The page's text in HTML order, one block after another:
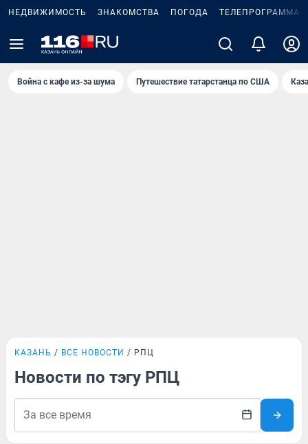
НЕДВИЖИМОСТЬ ЗНАКОМСТВА ПОГОДА ТЕЛЕПРОГРАММА
Война с кафе из-за шума Путешествие татарстанца по США
КАЗАНЬ ВСЕ НОВОСТИ РПЦ
Новости по тэгу РПЦ